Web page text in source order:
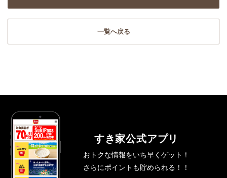
一覧へ戻る
すき家公式アプリ
おトクな情報をいち早くゲット！
さらにポイントも貯められる！！